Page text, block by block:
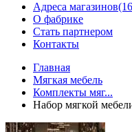
Адреса магазинов
О фабрике
Стать партнером
Контакты
Главная
Мягкая мебель
Комплекты мяг...
Набор мягкой